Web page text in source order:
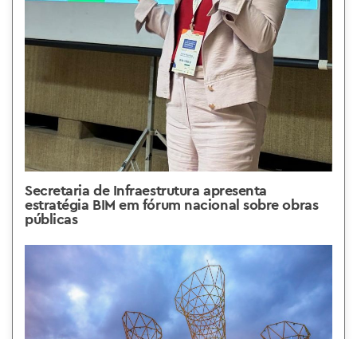
Secretaria de Infraestrutura apresenta
estratégia BIM em fórum nacional sobre obras
públicas